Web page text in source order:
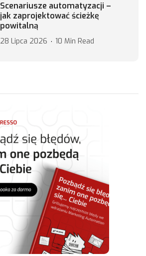
Scenariusze automatyzacji –
jak zaprojektować ścieżkę
powitalną
28 Lipca 2026 10 Min Read